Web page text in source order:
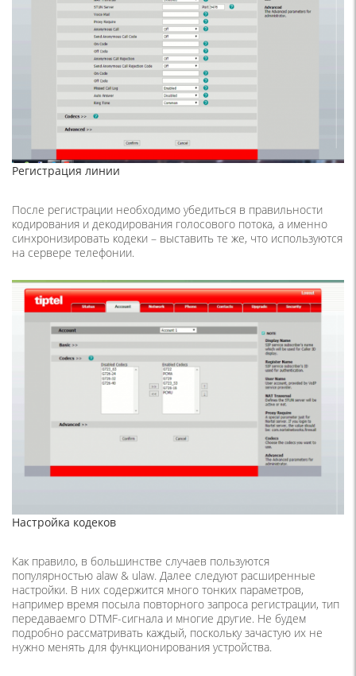
Регистрация линии
После регистрации необходимо убедиться в правильности
кодирования и декодирования голосового потока, а именно
синхронизировать кодеки – выставить те же, что используются
на сервере телефонии.
Настройка кодеков
Как правило, в большинстве случаев пользуются
популярностью alaw & ulaw. Далее следуют расширенные
настройки. В них содержится много тонких параметров,
например время посыла повторного запроса регистрации, тип
передаваемго DTMF-сигнала и многие другие. Не будем
подробно рассматривать каждый, поскольку зачастую их не
нужно менять для функционирования устройства.